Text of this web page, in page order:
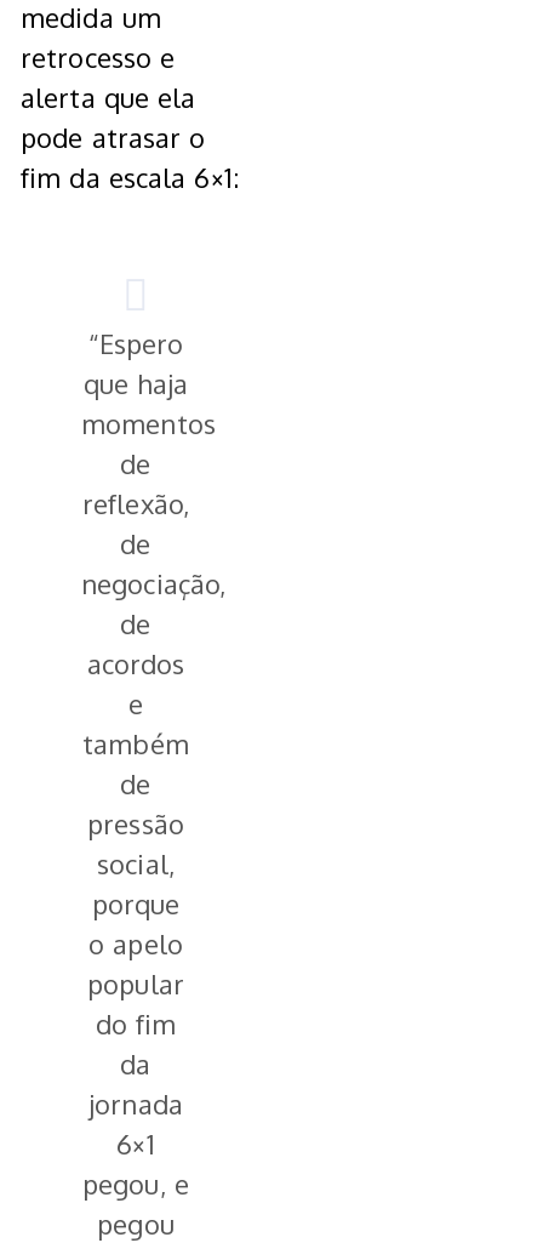
medida um
retrocesso e
alerta que ela
pode atrasar o
fim da escala 6×1:
“Espero
que haja
momentos
de
reflexão,
de
negociação,
de
acordos
e
também
de
pressão
social,
porque
o apelo
popular
do fim
da
jornada
6×1
pegou, e
pegou